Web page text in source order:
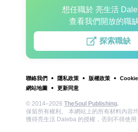
想任職於 亮生活
查看我們開放的職缺
探索職缺
聯絡我們 隱私政策 版權政策
網站地圖
更新同意
© 2014–2026 TheSoul Publishing.
保留所有權利。 本網站上的所有材料內容
獲得亮生活 Daleba 的授權，否則不得使用